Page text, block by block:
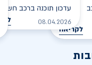
לקריאה
עדכון תוכנה ברכב
08.04.2026